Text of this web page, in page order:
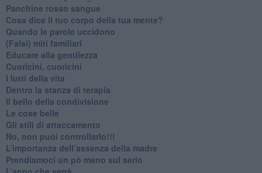
​Panchine rosso sangue
​Cosa dice il tuo corpo della tua mente?
​Quando le parole uccidono
​(Falsi) miti familiari
​Educare alla gentilezza
​Cuoricini, cuoricini
I lutti della vita
​Dentro la stanza di terapia
​Il bello della condivisione
Le cose belle
​Gli stili di attaccamento
No, non puoi controllarlo!!!
​L’importanza dell’assenza della madre
​Prendiamoci un pò meno sul serio